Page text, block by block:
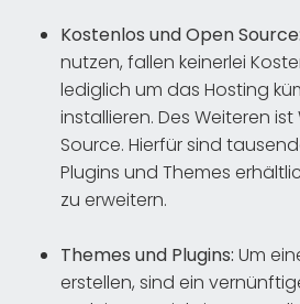
Kostenlos und Open Source:
nutzen, fallen keinerlei
lediglich um das Hosting
installieren. Des Weiteren
Source. Hierfür sind
Plugins und Themes
zu erweitern.
Themes und Plugins: Um
erstellen, sind ein